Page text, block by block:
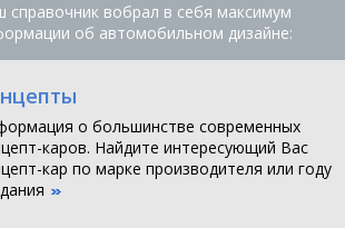
справочник вобрал в себя максимум
об автомобильном дизайне:
о большинстве современных
каров. Найдите интересующий Вас
кар по марке производителя или году